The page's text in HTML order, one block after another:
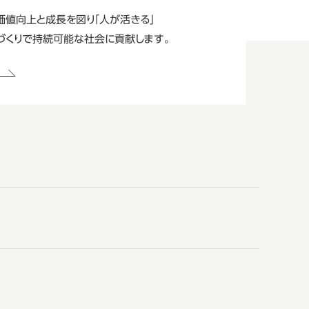
値向上と成長を図り 「人が活きる」
くりで持続可能な社会に貢献します。